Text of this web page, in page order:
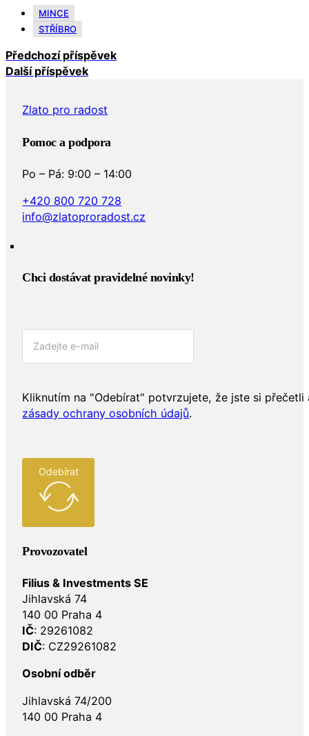
MINCE
STŘÍBRO
Předchozí příspěvek
Další příspěvek
Zlato pro radost
Pomoc a podpora
Po – Pá: 9:00 – 14:00
+420 800 720 728
info@zlatoproradost.cz
Chci dostávat pravidelné novinky!​
Kliknutím na "Odebírat" potvrzujete, že jste si přečetli
zásady ochrany osobních údajů.
Odebírat
Provozovatel
Filius & Investments SE
Jihlavská 74
140 00 Praha 4
IČ: 29261082
DIČ: CZ29261082
Osobní odběr
Jihlavská 74/200
140 00 Praha 4